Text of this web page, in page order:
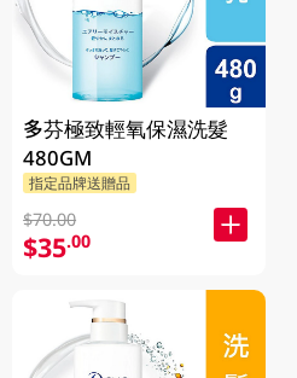
多芬極致輕氧保濕洗髮
480GM
指定品牌送贈品
$70.00
$35.00